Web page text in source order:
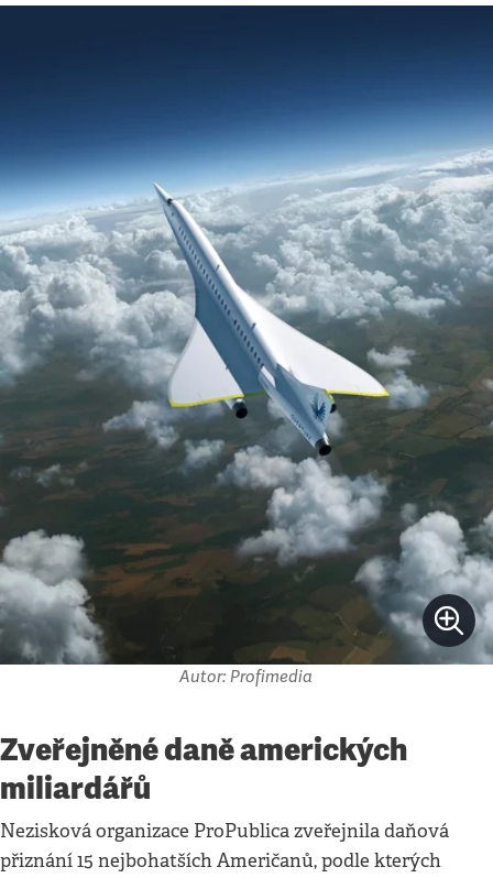
Autor: Profimedia
Zveřejněné daně amerických
miliardářů
Nezisková organizace ProPublica zveřejnila daňová
přiznání 15 nejbohatších Američanů, podle kterých